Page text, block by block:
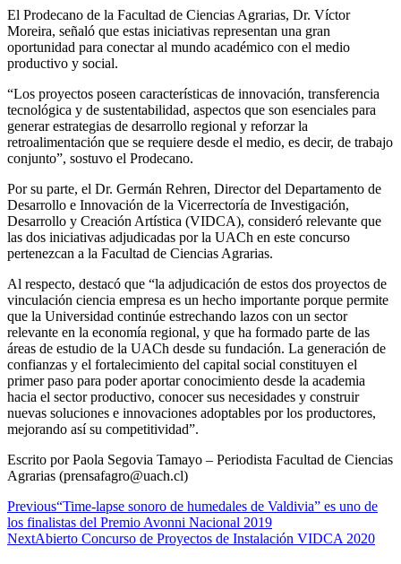
El Prodecano de la Facultad de Ciencias Agrarias, Dr. Víctor
Moreira, señaló que estas iniciativas representan una gran
oportunidad para conectar al mundo académico con el medio
productivo y social.
“Los proyectos poseen características de innovación, transferencia
tecnológica y de sustentabilidad, aspectos que son esenciales para
generar estrategias de desarrollo regional y reforzar la
retroalimentación que se requiere desde el medio, es decir, de trabajo
conjunto”, sostuvo el Prodecano.
Por su parte, el Dr. Germán Rehren, Director del Departamento de
Desarrollo e Innovación de la Vicerrectoría de Investigación,
Desarrollo y Creación Artística (VIDCA), consideró relevante que
las dos iniciativas adjudicadas por la UACh en este concurso
pertenezcan a la Facultad de Ciencias Agrarias.
Al respecto, destacó que “la adjudicación de estos dos proyectos de
vinculación ciencia empresa es un hecho importante porque permite
que la Universidad continúe estrechando lazos con un sector
relevante en la economía regional, y que ha formado parte de las
áreas de estudio de la UACh desde su fundación. La generación de
confianzas y el fortalecimiento del capital social constituyen el
primer paso para poder aportar conocimiento desde la academia
hacia el sector productivo, conocer sus necesidades y construir
nuevas soluciones e innovaciones adoptables por los productores,
mejorando así su competitividad”.
Escrito porPaola Segovia Tamayo – Periodista Facultad de Ciencias
Agrarias (prensafagro@uach.cl)
Previous“Time-lapse sonoro de humedales de Valdivia” es uno de
los finalistas del Premio Avonni Nacional 2019
NextAbierto Concurso de Proyectos de Instalación VIDCA 2020